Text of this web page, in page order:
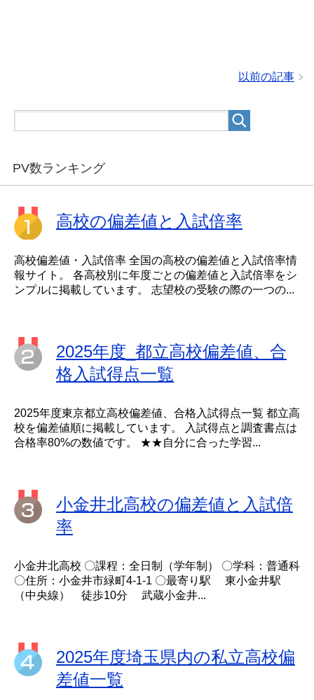
以前の記事
PV数ランキング
高校の偏差値と入試倍率
高校偏差値・入試倍率 全国の高校の偏差値と入試倍率情
報サイト。 各高校別に年度ごとの偏差値と入試倍率をシ
ンプルに掲載しています。 志望校の受験の際の一つの...
2025年度_都立高校偏差値、合
格入試得点一覧
2025年度東京都立高校偏差値、合格入試得点一覧 都立高
校を偏差値順に掲載しています。 入試得点と調査書点は
合格率80%の数値です。 ★★自分に合った学習...
小金井北高校の偏差値と入試倍
率
小金井北高校 〇課程：全日制（学年制） 〇学科：普通科
〇住所：小金井市緑町4-1-1 〇最寄り駅 東小金井駅
（中央線） 徒歩10分 武蔵小金井...
2025年度埼玉県内の私立高校偏
差値一覧